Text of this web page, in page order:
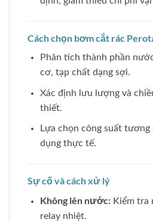
Cách chọn bơm cắt rác
Phân tích thành phần
cơ, tạp chất dạng sợi.
Xác định lưu lượng và
thiết.
Lựa chọn công suất
dụng thực tế.
Sự cố và cách xử lý
Không lên nước:Kiểm tra
relay nhiệt.